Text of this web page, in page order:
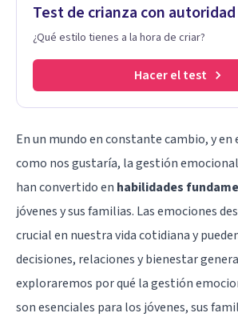
Test de crianza con autoridad
¿Qué estilo tienes a la hora de criar?
Hacer el test
En un mundo en constante cambio, y en
como nos gustaría, la gestión
han convertido en habilidades
jóvenes y sus familias. Las emociones
crucial en nuestra vida cotidiana y
decisiones, relaciones y bienestar
exploraremos por qué la gestión
son esenciales para los jóvenes, sus